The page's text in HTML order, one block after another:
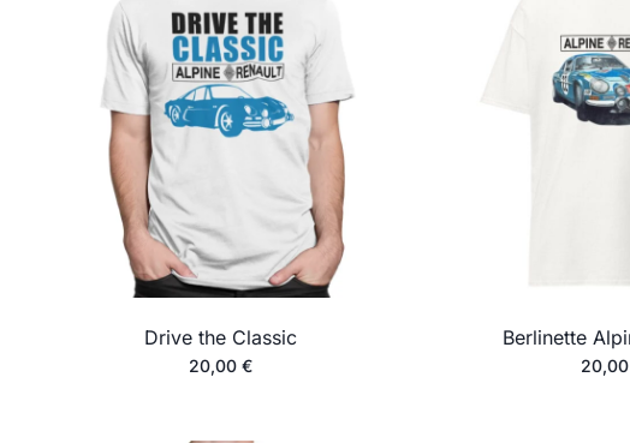
Drive the Classic
20,00 €
Berlinette
20,00